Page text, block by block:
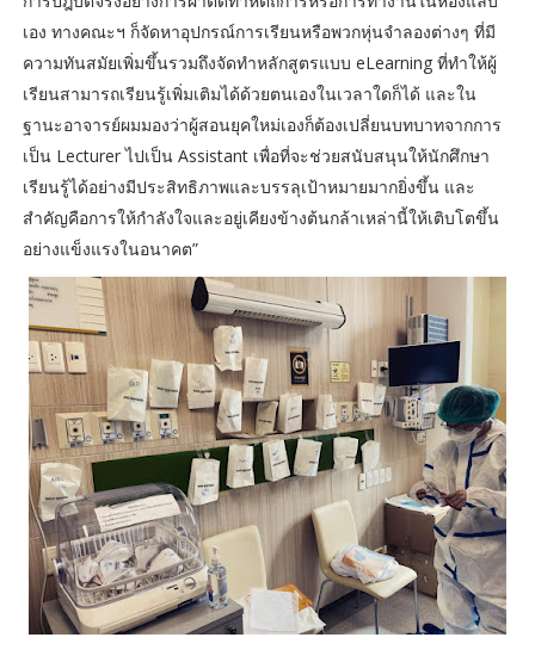
เอง ทางคณะฯ ก็จัดหาอุปกรณ์การเรียนหรือพวกหุ่นจำลองต่างๆ ที่มี
ความทันสมัยเพิ่มขึ้นรวมถึงจัดทำหลักสูตรแบบ eLearning ที่ทำให้ผู้
เรียนสามารถเรียนรู้เพิ่มเติมได้ด้วยตนเองในเวลาใดก็ได้ และใน
ฐานะอาจารย์ผมมองว่าผู้สอนยุคใหม่เองก็ต้องเปลี่ยนบทบาทจากการ
เป็น Lecturer ไปเป็น Assistant เพื่อที่จะช่วยสนับสนุนให้นักศึกษา
เรียนรู้ได้อย่างมีประสิทธิภาพและบรรลุเป้าหมายมากยิ่งขึ้น และ
สำคัญคือการให้กำลังใจและอยู่เคียงข้างต้นกล้าเหล่านี้ให้เติบโตขึ้น
อย่างแข็งแรงในอนาคต”